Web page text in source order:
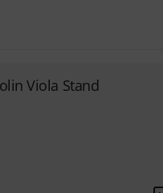
Viola Stand